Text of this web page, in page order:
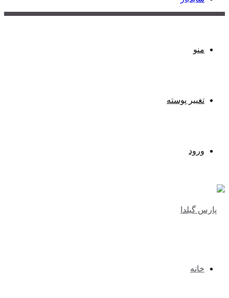
منو
تغییر پوسته
ورود
خانه